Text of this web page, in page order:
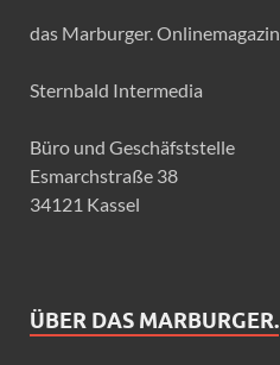
das Marburger. Onlinemagazin
Sternbald Intermedia
Büro und Geschäfststelle
Esmarchstraße 38
34121 Kassel
ÜBER DAS MARBURGER.